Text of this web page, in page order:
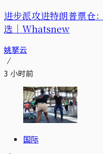
进步派攻进特朗普票仓
选｜Whatsnew
姚拏云
3 小时前
国际